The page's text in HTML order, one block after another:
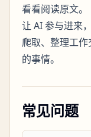
看看阅读原文。
让 AI 参与进来
爬取、整理工
的事情。
常见问题